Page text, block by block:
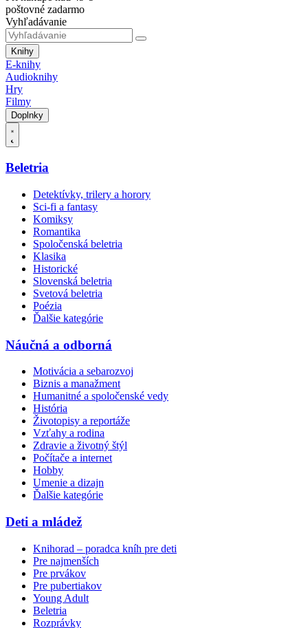
poštovné zadarmo
Vyhľadávanie
Knihy
E-knihy
Audioknihy
Hry
Filmy
Doplnky
Beletria
Detektívky, trilery a horory
Sci-fi a fantasy
Komiksy
Romantika
Spoločenská beletria
Klasika
Historické
Slovenská beletria
Svetová beletria
Poézia
Ďalšie kategórie
Náučná a odborná
Motivácia a sebarozvoj
Biznis a manažment
Humanitné a spoločenské vedy
História
Životopisy a reportáže
Vzťahy a rodina
Zdravie a životný štýl
Počítače a internet
Hobby
Umenie a dizajn
Ďalšie kategórie
Deti a mládež
Knihorad – poradca kníh pre deti
Pre najmenších
Pre prvákov
Pre pubertiakov
Young Adult
Beletria
Rozprávky